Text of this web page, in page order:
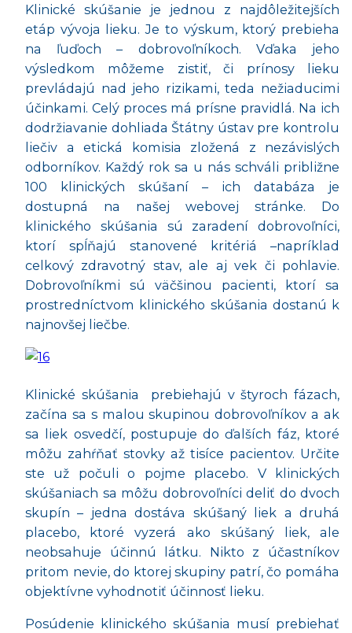
Klinické skúšanie je jednou z najdôležitejších
etáp vývoja lieku. Je to výskum, ktorý prebieha
na ľuďoch – dobrovoľníkoch. Vďaka jeho
výsledkom môžeme zistiť, či prínosy lieku
prevládajú nad jeho rizikami, teda nežiaducimi
účinkami. Celý proces má prísne pravidlá. Na ich
dodržiavanie dohliada Štátny ústav pre kontrolu
liečiv a etická komisia zložená z nezávislých
odborníkov. Každý rok sa u nás schváli približne
100 klinických skúšaní – ich databáza je
dostupná na našej webovej stránke. Do
klinického skúšania sú zaradení dobrovoľníci,
ktorí spĺňajú stanovené kritériá –napríklad
celkový zdravotný stav, ale aj vek či pohlavie.
Dobrovoľníkmi sú väčšinou pacienti, ktorí sa
prostredníctvom klinického skúšania dostanú k
najnovšej liečbe.
Klinické skúšania
prebiehajú v štyroch fázach,
začína sa s malou skupinou dobrovoľníkov a ak
sa liek osvedčí, postupuje do ďalších fáz, ktoré
môžu zahŕňať stovky až tisíce pacientov. Určite
ste už počuli o pojme placebo. V klinických
skúšaniach sa môžu dobrovoľníci deliť do dvoch
skupín – jedna dostáva skúšaný liek a druhá
placebo, ktoré vyzerá ako skúšaný liek, ale
neobsahuje účinnú látku. Nikto z účastníkov
pritom nevie, do ktorej skupiny patrí, čo pomáha
objektívne vyhodnotiť účinnosť lieku.
Posúdenie klinického skúšania musí prebiehať